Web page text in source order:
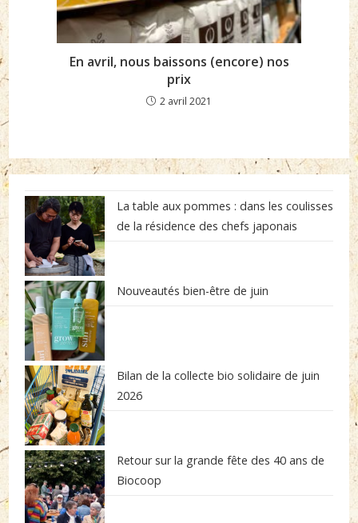
En avril, nous baissons (encore) nos
prix
2 avril 2021
La table aux pommes : dans les coulisses
de la résidence des chefs japonais
Nouveautés bien-être de juin
Bilan de la collecte bio solidaire de juin
2026
Retour sur la grande fête des 40 ans de
Biocoop